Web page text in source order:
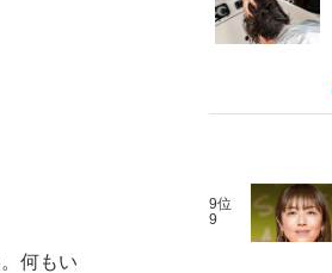
何もい
9位
9